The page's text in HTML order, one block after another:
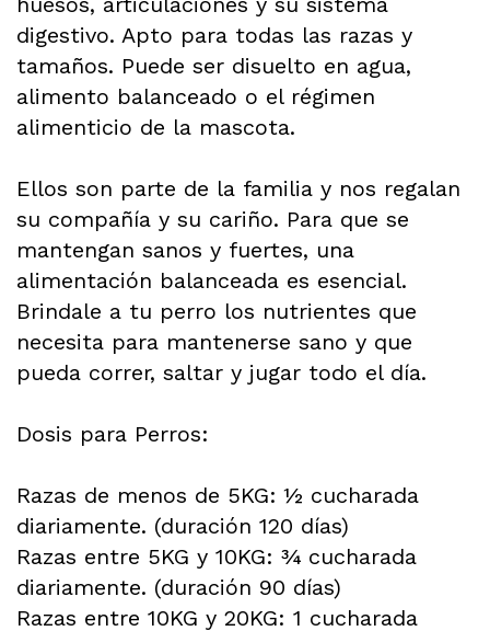
digestivo. Apto para todas las razas y
tamaños. Puede ser disuelto en agua,
alimento balanceado o el régimen
alimenticio de la mascota.
Ellos son parte de la familia y nos regalan
su compañía y su cariño. Para que se
mantengan sanos y fuertes, una
alimentación balanceada es esencial.
Brindale a tu perro los nutrientes que
necesita para mantenerse sano y que
pueda correr, saltar y jugar todo el día.
Dosis para Perros:
Razas de menos de 5KG: ½ cucharada
diariamente. (duración 120 días)
Razas entre 5KG y 10KG: ¾ cucharada
diariamente. (duración 90 días)
Razas entre 10KG y 20KG: 1 cucharada